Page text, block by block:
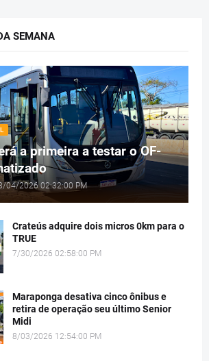
SEMANA
a primeira a testar o OF-
04/2026 02:32:00 PM
Crateús adquire dois micros 0km para o
TRUE
7/30/2026 02:58:00 PM
Maraponga desativa cinco ônibus e
retira de operação seu último Senior
Midi
8/03/2026 12:54:00 PM